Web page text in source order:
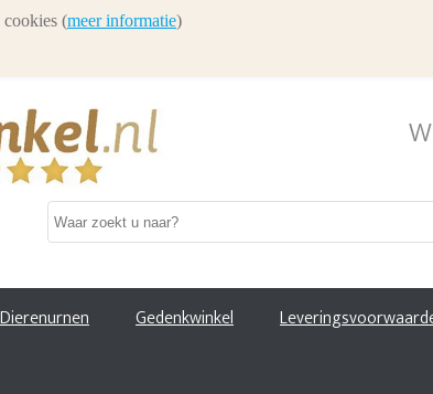
Gedenkwinkel
cookies (meer informatie)